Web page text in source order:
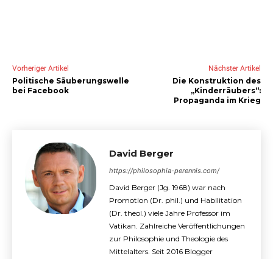
Vorheriger Artikel
Politische Säuberungswelle
bei Facebook
Nächster Artikel
Die Konstruktion des
„Kinderräubers“:
Propaganda im Krieg
David Berger
https://philosophia-perennis.com/
David Berger (Jg. 1968) war nach
Promotion (Dr. phil.) und Habilitation
(Dr. theol.) viele Jahre Professor im
Vatikan. Zahlreiche Veröffentlichungen
zur Philosophie und Theologie des
Mittelalters. Seit 2016 Blogger